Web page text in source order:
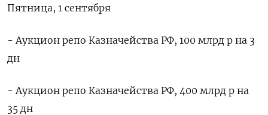
Пятница, 1 сентября
- Аукцион репо Казначейства РФ, 100 млрд р на 3
дн
- Аукцион репо Казначейства РФ, 400 млрд р на
35 дн